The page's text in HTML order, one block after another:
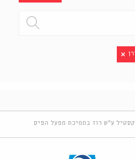
ע"ש רוז בתמיכת מפעל הפיס